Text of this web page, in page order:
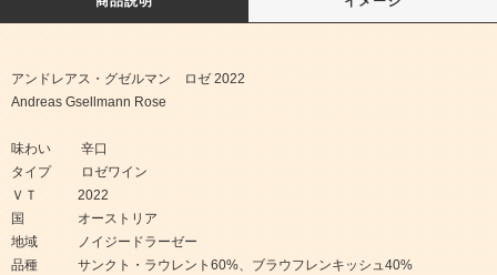
アンドレアス・グゼルマン ロゼ 2022
Andreas Gsellmann Rose
味わい 辛口
タイプ ロゼワイン
ＶＴ 2022
国 オーストリア
地域 ノイジードラーゼー
品種 サンクト・ラウレント60%、ブラウフレンキッシュ40%